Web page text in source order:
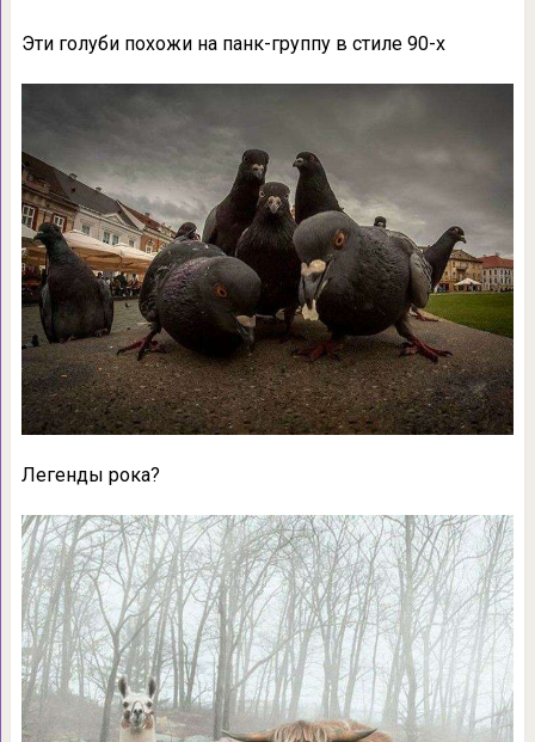
Эти голуби похожи на панк-группу в стиле 90-х
Легенды рока?